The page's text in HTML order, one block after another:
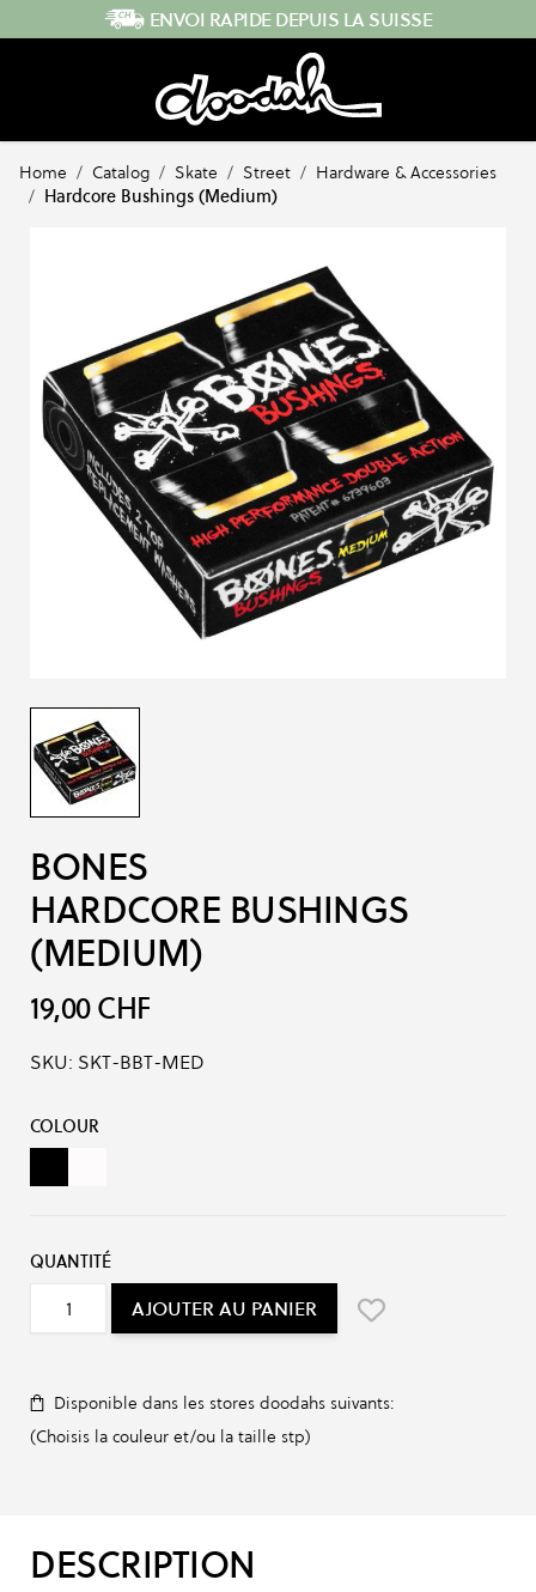
Skip to Content ENVOI RAPIDE DEPUIS LA SUISSE
Home / Catalog / Skate / Street / Hardware & Accessories
/ Hardcore Bushings (Medium)
BONES
HARDCORE BUSHINGS
(MEDIUM)
19,00 CHF
SKU: SKT-BBT-MED
Options du produit :
COLOUR
BlackWhite
QUANTITÉ
AJOUTER AU PANIER
Disponible dans les stores doodahs suivants:
(Choisis la couleur et/ou la taille stp)
DESCRIPTION